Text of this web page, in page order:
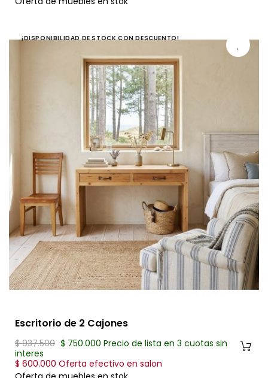
¡DISPONIBILIDAD DE STOCK CON DESCUENTO!
Escritorio de 2 Cajones
$ 937.500 $ 750.000 Precio de lista en 3 cuotas sin
interes
$ 600.000 Oferta efectivo en salon